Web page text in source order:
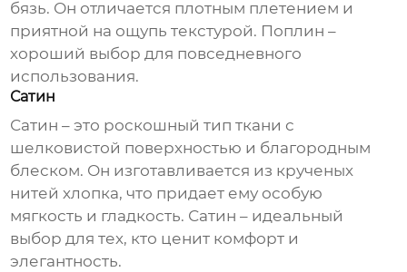
бязь. Он отличается плотным плетением и
приятной на ощупь текстурой. Поплин –
хороший выбор для повседневного
использования.
Сатин
Сатин – это роскошный тип ткани с
шелковистой поверхностью и благородным
блеском. Он изготавливается из крученых
нитей хлопка, что придает ему особую
мягкость и гладкость. Сатин – идеальный
выбор для тех, кто ценит комфорт и
элегантность.